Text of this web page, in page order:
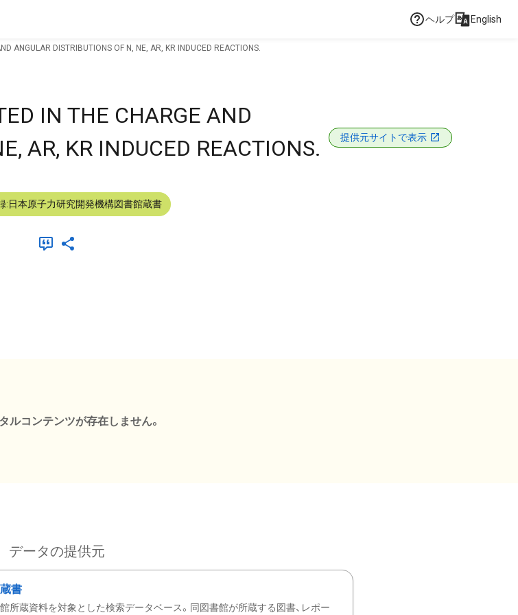
ヘルプ English
ANGULAR DISTRIBUTIONS OF N, NE, AR, KR INDUCED REACTIONS.
IN THE CHARGE AND
AR, KR INDUCED REACTIONS.
提供元サイトで表示
:日本原子力研究開発機構図書館蔵書
ルコンテンツが存在しません。
データの提供元
書
所蔵資料を対象とした検索データベース。同図書館が所蔵する図書、レポー